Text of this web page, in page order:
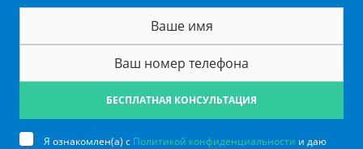
БЕСПЛАТНАЯ КОНСУЛЬТАЦИЯ
Я ознакомлен(а) с Политикой конфиденциальности и даю